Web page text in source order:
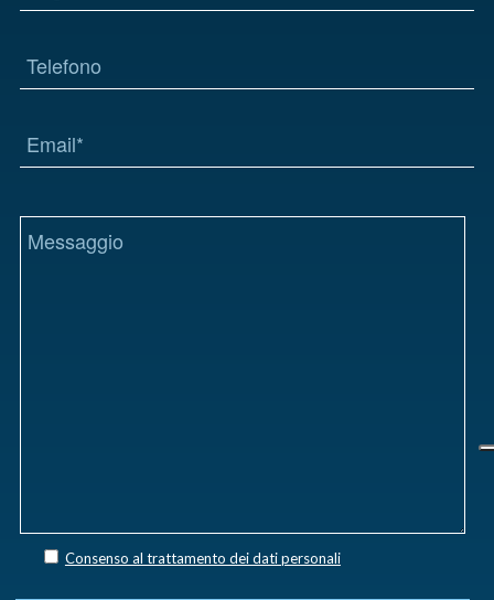
Consenso al trattamento dei dati personali